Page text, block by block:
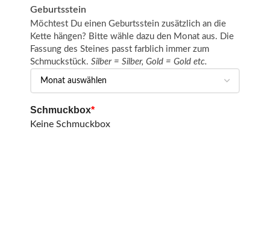
Geburtsstein
Möchtest Du einen Geburtsstein zusätzlich an die
Kette hängen? Bitte wähle dazu den Monat aus. Die
Fassung des Steines passt farblich immer zum
Schmuckstück. Silber = Silber, Gold = Gold etc.
*
Schmuckbox
Keine Schmuckbox